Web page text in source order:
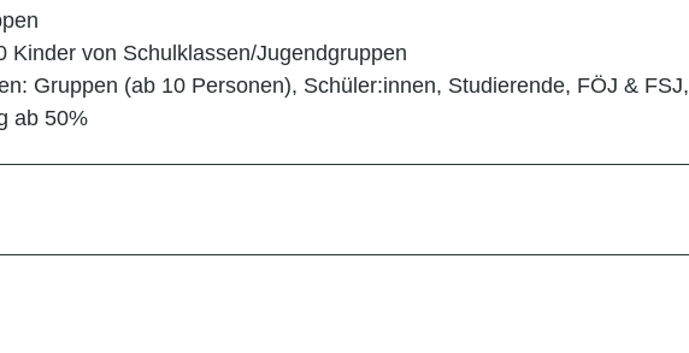
Kinder von Schulklassen/Jugendgruppen
Gruppen (ab 10 Personen), Schüler:innen, Studierende, FÖJ & FSJ,
ab 50%